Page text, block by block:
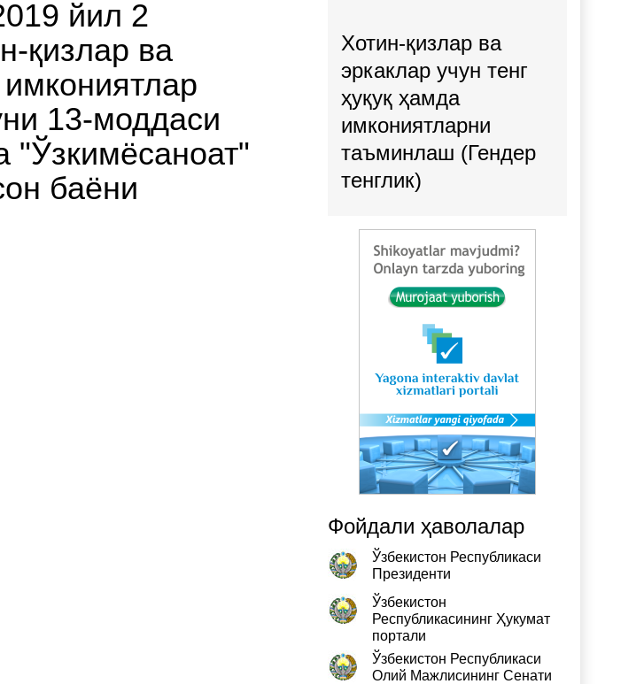
йил 2
қизлар ва
имкониятлар
13-моддаси
"Ўзкимёсаноат"
баёни
Хотин-қизлар ва
эркаклар учун тенг
ҳуқуқ ҳамда
имкониятларни
таъминлаш (Гендер
тенглик)
Фойдали ҳаволалар
Ўзбекистон Республикаси
Президенти
Ўзбекистон
Республикасининг Ҳукумат
портали
Ўзбекистон Республикаси
Олий Мажлисининг Сенати